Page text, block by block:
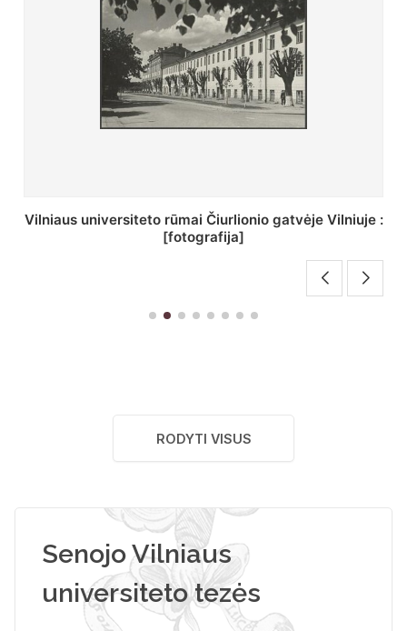
St. Batoro universiteto J. Pilsudskio kolegija :
[fotografija]
RODYTI VISUS
Senojo Vilniaus
universiteto tezės